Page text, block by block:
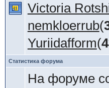
Victoria
nemkloerrub(
Yuriidafform(
Статистика форума
На форуме